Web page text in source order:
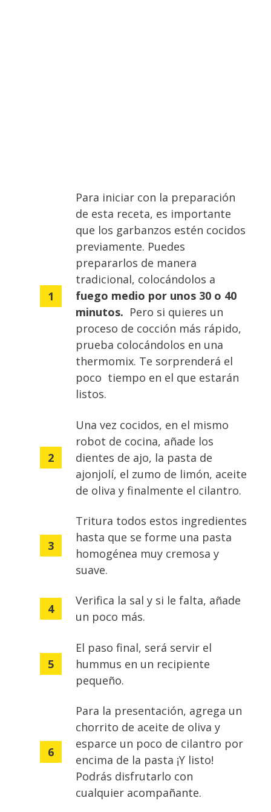
Para iniciar con la preparación
de esta receta, es importante
que los garbanzos estén cocidos
previamente. Puedes
prepararlos de manera
tradicional, colocándolos a
fuego medio por unos 30 o 40
minutos. Pero si quieres un
proceso de cocción más rápido,
prueba colocándolos en una
thermomix. Te sorprenderá el
poco tiempo en el que estarán
listos.
Una vez cocidos, en el mismo
robot de cocina, añade los
dientes de ajo, la pasta de
ajonjolí, el zumo de limón, aceite
de oliva y finalmente el cilantro.
Tritura todos estos ingredientes
hasta que se forme una pasta
homogénea muy cremosa y
suave.
Verifica la sal y si le falta, añade
un poco más.
El paso final, será servir el
hummus en un recipiente
pequeño.
Para la presentación, agrega un
chorrito de aceite de oliva y
esparce un poco de cilantro por
encima de la pasta ¡Y listo!
Podrás disfrutarlo con
cualquier acompañante.